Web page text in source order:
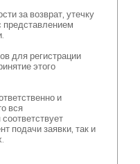
за возврат, утечку
представлением
для регистрации
этого
и
вся
подачи заявки, так и